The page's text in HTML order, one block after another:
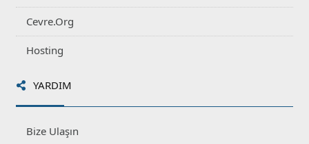
Cevre.Org
Hosting
YARDIM
Bize Ulaşın